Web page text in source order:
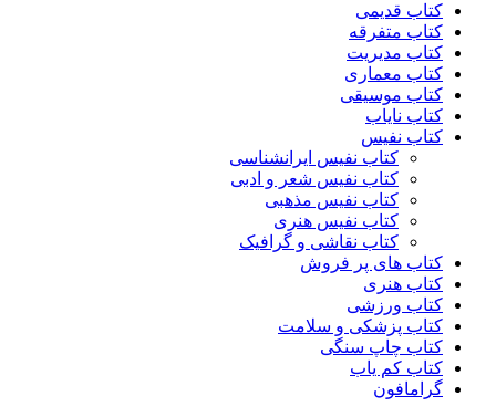
کتاب قدیمی
کتاب متفرقه
کتاب مدیریت
کتاب معماری
کتاب موسیقی
کتاب نایاب
کتاب نفیس
کتاب نفیس ایرانشناسی
کتاب نفیس شعر و ادبی
کتاب نفیس مذهبی
کتاب نفیس هنری
کتاب نقاشی و گرافیک
کتاب های پر فروش
کتاب هنری
کتاب ورزشی
کتاب پزشکی و سلامت
کتاب چاپ سنگی
کتاب کم یاب
گرامافون